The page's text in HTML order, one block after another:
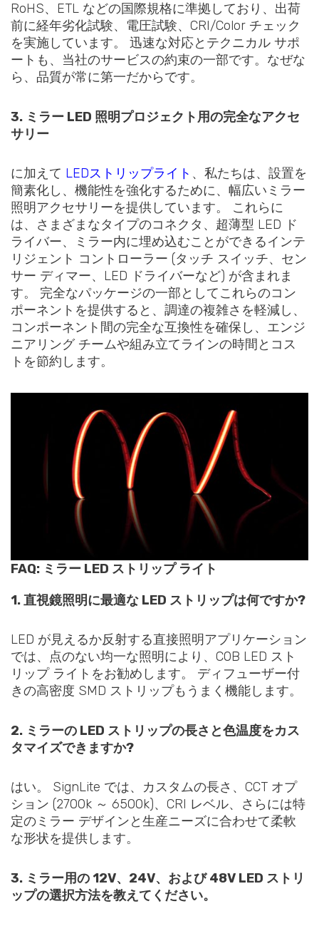
RoHS、ETL などの国際規格に準拠しており、出荷
前に経年劣化試験、電圧試験、CRI/Color チェック
を実施しています。 迅速な対応とテクニカル サポ
ートも、当社のサービスの約束の一部です。なぜな
ら、品質が常に第一だからです。
3. ミラー LED 照明プロジェクト用の完全なアクセ
サリー
に加えて LEDストリップライト 、私たちは、設置を
簡素化し、機能性を強化するために、幅広いミラー
照明アクセサリーを提供しています。 これらに
は、さまざまなタイプのコネクタ、超薄型 LED ド
ライバー、ミラー内に埋め込むことができるインテ
リジェント コントローラー (タッチ スイッチ、セン
サー ディマー、LED ドライバーなど) が含まれま
す。 完全なパッケージの一部としてこれらのコン
ポーネントを提供すると、調達の複雑さを軽減し、
コンポーネント間の完全な互換性を確保し、エンジ
ニアリング チームや組み立てラインの時間とコス
トを節約します。
FAQ: ミラー LED ストリップ ライト
1. 直視鏡照明に最適な LED ストリップは何ですか?
LED が見えるか反射する直接照明アプリケーション
では、点のない均一な照明により、COB LED スト
リップ ライトをお勧めします。 ディフューザー付
きの高密度 SMD ストリップもうまく機能します。
2. ミラーの LED ストリップの長さと色温度をカス
タマイズできますか?
はい。 SignLite では、カスタムの長さ、CCT オプ
ション (2700k ～ 6500k)、CRI レベル、さらには特
定のミラー デザインと生産ニーズに合わせて柔軟
な形状を提供します。
3. ミラー用の 12V、24V、および 48V LED ストリ
ップの選択方法を教えてください。